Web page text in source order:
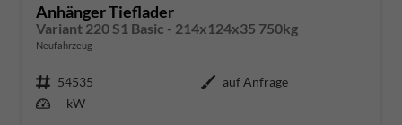
Anhänger Tieflader
Variant 220 S1 Basic - 214x124x35 750kg
Neufahrzeug
Fahrzeugnummer 54535 Außenfarbe auf Anfrage
Leistung – kW